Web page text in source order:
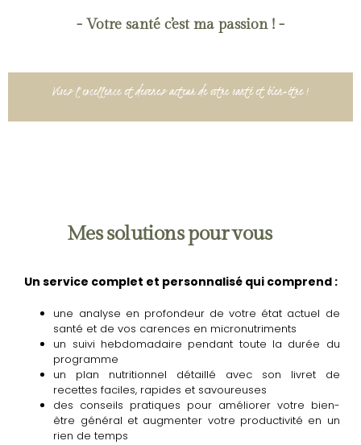
- Votre santé c’est ma passion ! -
Visez l’excellence et devenez acteur de votre santé et bien-être !
Mes solutions pour vous
Un service complet et personnalisé qui comprend :
une analyse en profondeur de votre état actuel de
santé et de vos carences en micronutriments
un suivi hebdomadaire pendant toute la durée du
programme
un plan nutritionnel détaillé avec son livret de
recettes faciles, rapides et savoureuses
des conseils pratiques pour améliorer votre bien-
être général et augmenter votre productivité en un
rien de temps